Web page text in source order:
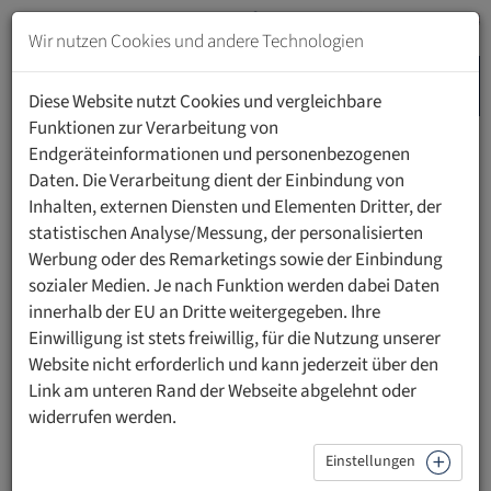
Zum
Inhalt
springen
Navigation
springen
UFL ACADEMY DATENSCHUTZ FORTBILDUNGSSEMINAR DSGVO
Fortbildungsseminar zur
Datenschutz-Grundverordnung
(DSGVO)
Seit der Erstveranstaltung im Jahr 2019 hat sich das
Fortbildungsseminar zur Datenschutz-Grundverordnung
Datenschutzexpertinnen und -experten aus Liechtenstein,
Wir nutzen Cookies und andere Technologien
Diese Website nutzt Cookies und vergleichbare
Funktionen zur Verarbeitung von
Endgeräteinformationen und personenbezogenen
Daten. Die Verarbeitung dient der Einbindung von
Inhalten, externen Diensten und Elementen Dritter, der
statistischen Analyse/Messung, der personalisierten
Werbung oder des Remarketings sowie der Einbindung
sozialer Medien. Je nach Funktion werden dabei Daten
innerhalb der EU an Dritte weitergegeben. Ihre
Einwilligung ist stets freiwillig, für die Nutzung unserer
Website nicht erforderlich und kann jederzeit über den
Link am unteren Rand der Webseite abgelehnt oder
widerrufen werden.
Einstellungen